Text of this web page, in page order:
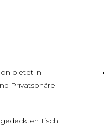
bietet in
Privatsphäre
Tisch